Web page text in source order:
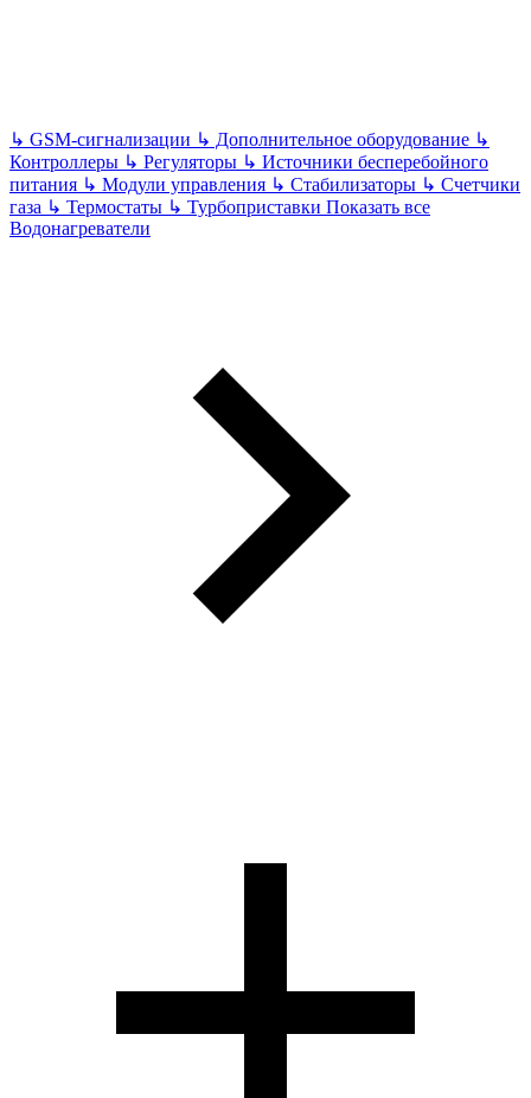
↳ GSM-сигнализации ↳ Дополнительное оборудование ↳
Контроллеры ↳ Регуляторы ↳ Источники бесперебойного
питания ↳ Модули управления ↳ Стабилизаторы ↳ Счетчики
газа ↳ Термостаты ↳ Турбоприставки Показать все
Водонагреватели